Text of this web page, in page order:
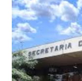
candidatura […]